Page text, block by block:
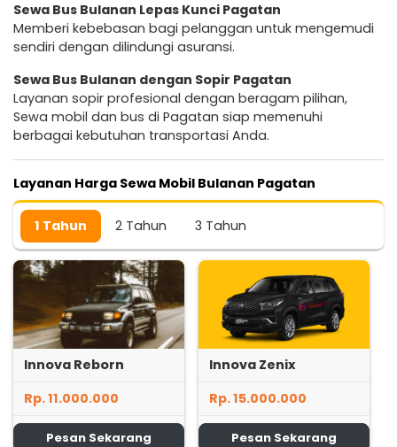
Sewa Bus Bulanan Lepas Kunci Pagatan
Memberi kebebasan bagi pelanggan untuk mengemudi
sendiri dengan dilindungi asuransi.
Sewa Bus Bulanan dengan Sopir Pagatan
Layanan sopir profesional dengan beragam pilihan,
Sewa mobil dan bus di Pagatan siap memenuhi
berbagai kebutuhan transportasi Anda.
Layanan Harga Sewa Mobil Bulanan Pagatan
1 Tahun 2 Tahun 3 Tahun
Innova Reborn
Rp. 11.000.000
Pesan Sekarang
Innova Zenix
Rp. 15.000.000
Pesan Sekarang